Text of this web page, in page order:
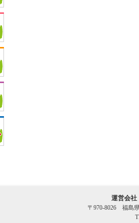
運営会
〒970-8026 福島